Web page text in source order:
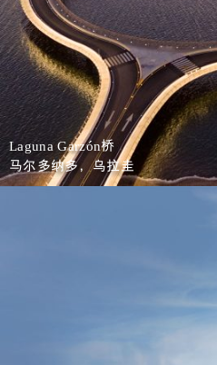
Laguna Garzón桥
马尔多纳多，乌拉圭